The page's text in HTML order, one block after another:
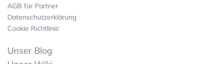
AGB für Partner
Datenschutzerklärung
Cookie Richtlinie
Unser Blog